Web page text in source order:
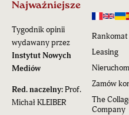
Najważniejsze
Tygodnik opinii
wydawany przez
Instytut Nowych
Mediów
Red. naczelny:Prof.
Michał KLEIBER
Rankomat
Leasing
Zamów
The
Company